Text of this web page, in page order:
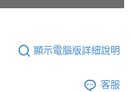
顯示電腦版詳細說明
客服